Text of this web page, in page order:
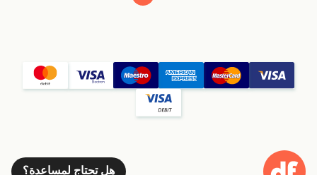
هل تحتاج لمساعدة؟